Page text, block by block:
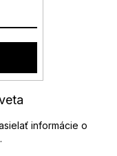
informácie o